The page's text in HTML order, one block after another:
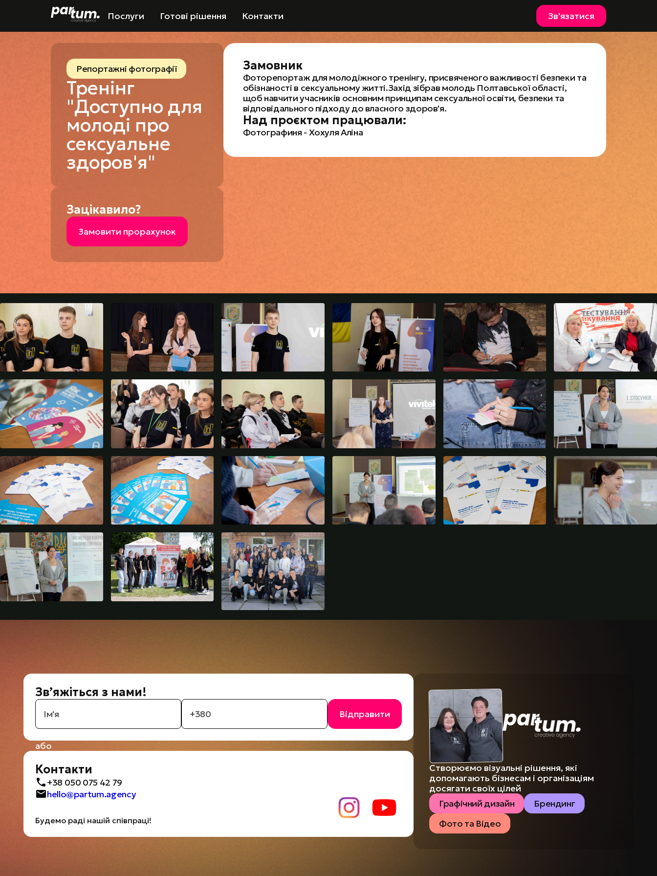
Послуги Готові рішення Контакти Зв'язатися
Репортажні фотографії
Тренінг
"Доступно для
молоді про
сексуальне
здоров'я"
Зацікавило?
Замовити прорахунок
Замовник
Фоторепортаж для молодіжного тренінгу, присвяченого важливості безпеки та
обізнаності в сексуальному житті.Захід зібрав молодь Полтавської області,
щоб навчити учасників основним принципам сексуальної освіти, безпеки та
відповідального підходу до власного здоров'я.
Над проєктом працювали:
Фотографиня - Хохуля Аліна
Зв’яжіться з нами!
або
Контакти
+38 050 075 42 79
hello@partum.agency
Будемо раді нашій співпраці!
Створюємо візуальні рішення, які
допомагають бізнесам і організаціям
досягати своїх цілей
Графічний дизайн
Брендинг
Фото та Відео